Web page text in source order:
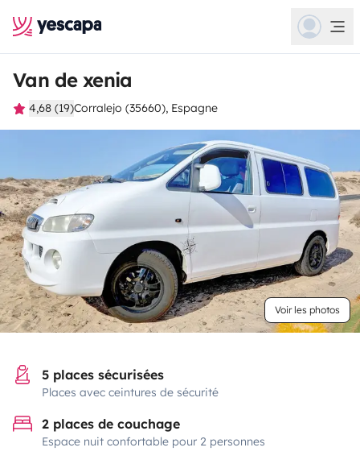
Van de xenia
4,68 (19)Corralejo (35660), Espagne
Voir les photos
5 places sécurisées
Places avec ceintures de sécurité
2 places de couchage
Espace nuit confortable pour 2 personnes